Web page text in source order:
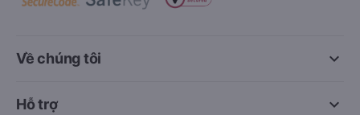
keyboard_arrow_down
Về chúng tôi
keyboard_arrow_down
Hỗ trợ